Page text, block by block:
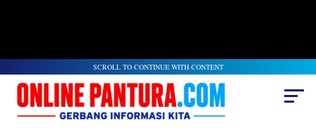
SCROLL TO CONTINUE WITH CONTENT